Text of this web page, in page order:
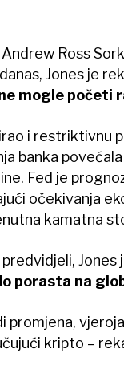
Andrew Ross
Jones je
mogle početi
i restriktivnu
banka
Fed je
očekivanja
kamatna
Jones
porasta na
promjena,
kripto –